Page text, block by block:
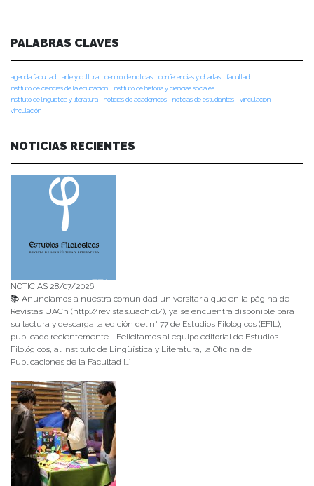
PALABRAS CLAVES
agenda facultad arte y cultura centro de noticias conferencias y charlas
facultad
instituto de ciencias de la educación
instituto de historia y ciencias sociales
instituto de lingüística y literatura
noticias de académicos noticias de estudiantes
vinculacion
vinculación
NOTICIAS RECIENTES
NOTICIAS 28/07/2026
📚 Anunciamos a nuestra comunidad universitaria que en la página de
Revistas UACh (http://revistas.uach.cl/), ya se encuentra disponible para
su lectura y descarga la edición del n° 77 de Estudios Filológicos (EFIL),
publicado recientemente. Felicitamos al equipo editorial de Estudios
Filológicos, al Instituto de Lingüística y Literatura, la Oficina de
Publicaciones de la Facultad […]